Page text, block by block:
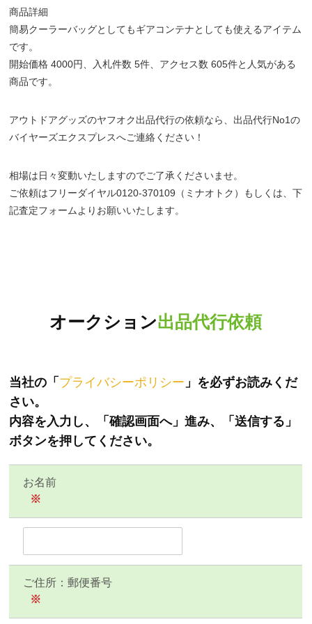
商品詳細
簡易クーラーバッグとしてもギアコンテナとしても使えるアイテム
です。
開始価格 4000円、入札件数 5件、アクセス数 605件と人気がある
商品です。
アウトドアグッズのヤフオク出品代行の依頼なら、出品代行No1の
バイヤーズエクスプレスへご連絡ください！
相場は日々変動いたしますのでご了承くださいませ。
ご依頼はフリーダイヤル0120-370109（ミナオトク）もしくは、下
記査定フォームよりお願いいたします。
オークション出品代行依頼
当社の「 プライバシーポリシー 」を必ずお読みくだ
さい。
内容を入力し、「確認画面へ」進み、「送信する」
ボタンを押してください。
お名前
※
ご住所：郵便番号
※